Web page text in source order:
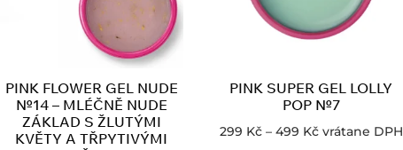
PINK FLOWER GEL NUDE
№14 – MLÉČNĚ NUDE
ZÁKLAD S ŽLUTÝMI
KVĚTY A TŘPYTIVÝMI
PINK SUPER GEL LOLLY
POP №7
299 Kč – 499 Kč vrátane DPH